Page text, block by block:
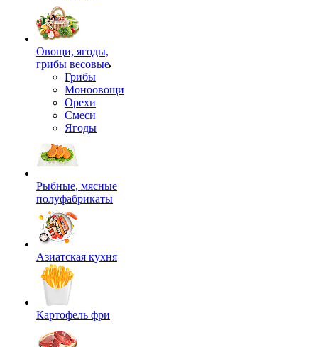
Овощи, ягоды,
грибы весовые
Грибы
Моноовощи
Орехи
Смеси
Ягоды
Рыбные, мясные
полуфабрикаты
Азиатская кухня
Картофель фри